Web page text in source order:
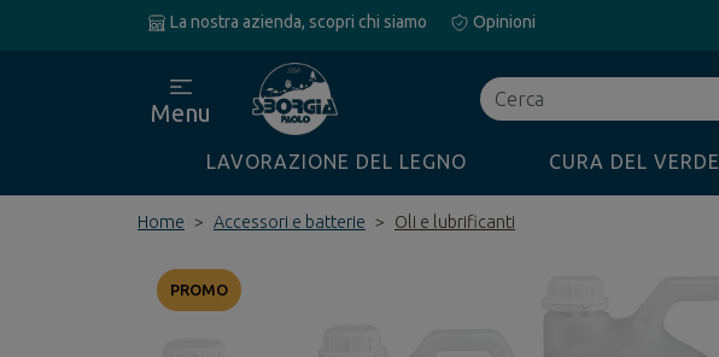
La nostra azienda, scopri chi siamo Opinioni
Cerca
Menu
LAVORAZIONE DEL LEGNO CURA DEL VERDE
Home Accessori e batterie Oli e lubrificanti
PROMO